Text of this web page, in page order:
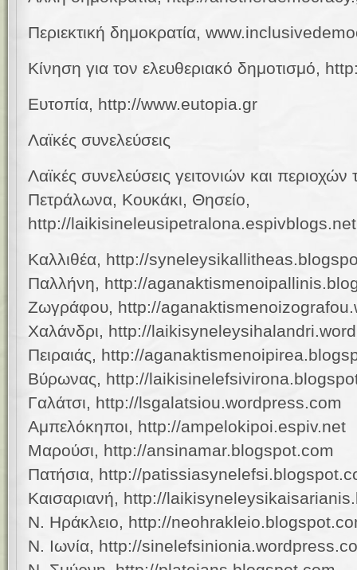
Περιεκτική δημοκρατία,
Κίνηση για τον ελευθεριακό δημοτισμό,
Ευτοπία, http://www.eutopia.gr
Λαϊκές συνελεύσεις
Λαϊκές συνελεύσεις γειτονιών και περιοχών
Πετράλωνα, Κουκάκι, Θησείο,
http://laikisineleusipetralona.espivblogs.net
Καλλιθέα, http://
Παλλήνη, http://
Ζωγράφου, http://
Χαλάνδρι, http://
Πειραιάς, http://
Βύρωνας, http://
Γαλάτσι, http://lsgalatsiou.wordpress.com
Αμπελόκηποι, http://ampelokipoi.espiv.net
Μαρούσι, http://ansinamar.blogspot.com
Πατήσια, http://
Καισαριανή, http://
Ν. Ηράκλειο, http://
Ν. Ιωνία, http://